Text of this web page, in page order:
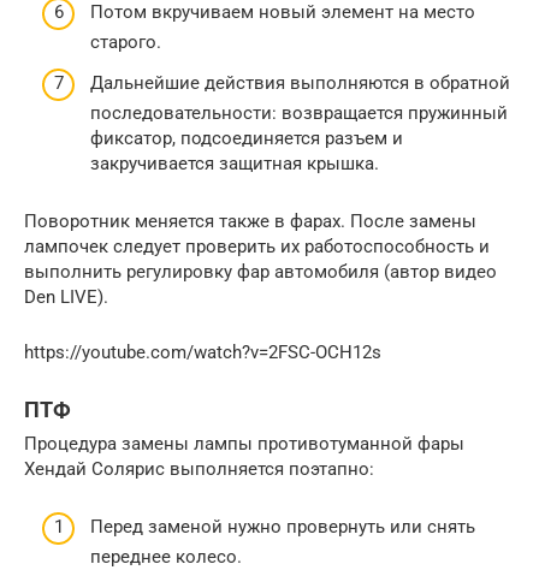
Потом вкручиваем новый элемент на место
старого.
Дальнейшие действия выполняются в обратной
последовательности: возвращается пружинный
фиксатор, подсоединяется разъем и
закручивается защитная крышка.
Поворотник меняется также в фарах. После замены
лампочек следует проверить их работоспособность и
выполнить регулировку фар автомобиля (автор видео
Den LIVE).
https://youtube.com/watch?v=2FSC-OCH12s
ПТФ
Процедура замены лампы противотуманной фары
Хендай Солярис выполняется поэтапно:
Перед заменой нужно провернуть или снять
переднее колесо.